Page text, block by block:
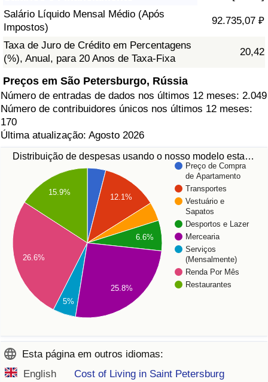
Salário Líquido Mensal Médio (Após
Impostos)
92.735,07 ₽
Taxa de Juro de Crédito em Percentagens
(%), Anual, para 20 Anos de Taxa-Fixa
20,42
Preços em São Petersburgo, Rússia
Número de entradas de dados nos últimos 12 meses: 2.049
Número de contribuidores únicos nos últimos 12 meses:
170
Última atualização: Agosto 2026
Distribuição de despesas usando o nosso modelo esta…
Preço de Compra
de Apartamento
Transportes
Vestuário e
Sapatos
Desportos e Lazer
Mercearia
Serviços
(Mensalmente)
Renda Por Mês
Restaurantes
12.1%
6.6%
15.9%
26.6%
5%
25.8%
Esta página em outros idiomas:
English
Cost of Living in Saint Petersburg